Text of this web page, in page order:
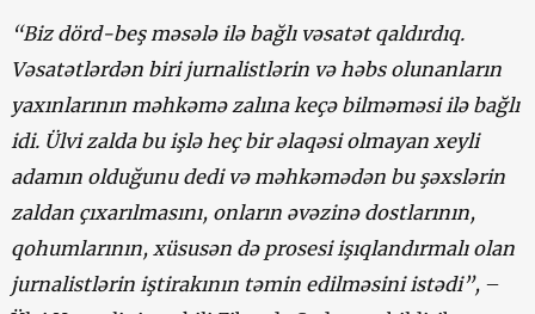
“Biz dörd-beş məsələ ilə bağlı vəsatət qaldırdıq.
Vəsatətlərdən biri jurnalistlərin vəhəbs olunanların
yaxınlarının məhkəmə zalınakeçə bilməməsi ilə bağlı
idi. Ülvi zalda bu işlə heç bir əlaqəsi olmayan xeyli
adamın olduğunu dedi və məhkəmədən bu şəxslərin
zaldan çıxarılmasını, onların əvəzinə dostlarının,
qohumlarının, xüsusən də prosesi işıqlandırmalı olan
jurnalistlərin iştirakının təmin edilməsini istədi”,–